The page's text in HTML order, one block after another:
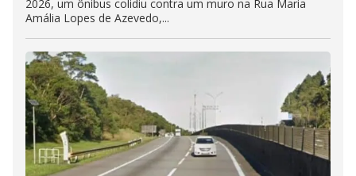
2026, um ônibus colidiu contra um muro na Rua Maria
Amália Lopes de Azevedo,...